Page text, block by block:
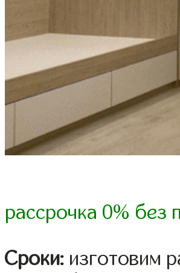
рассрочка 0% без
Сроки: изготовим